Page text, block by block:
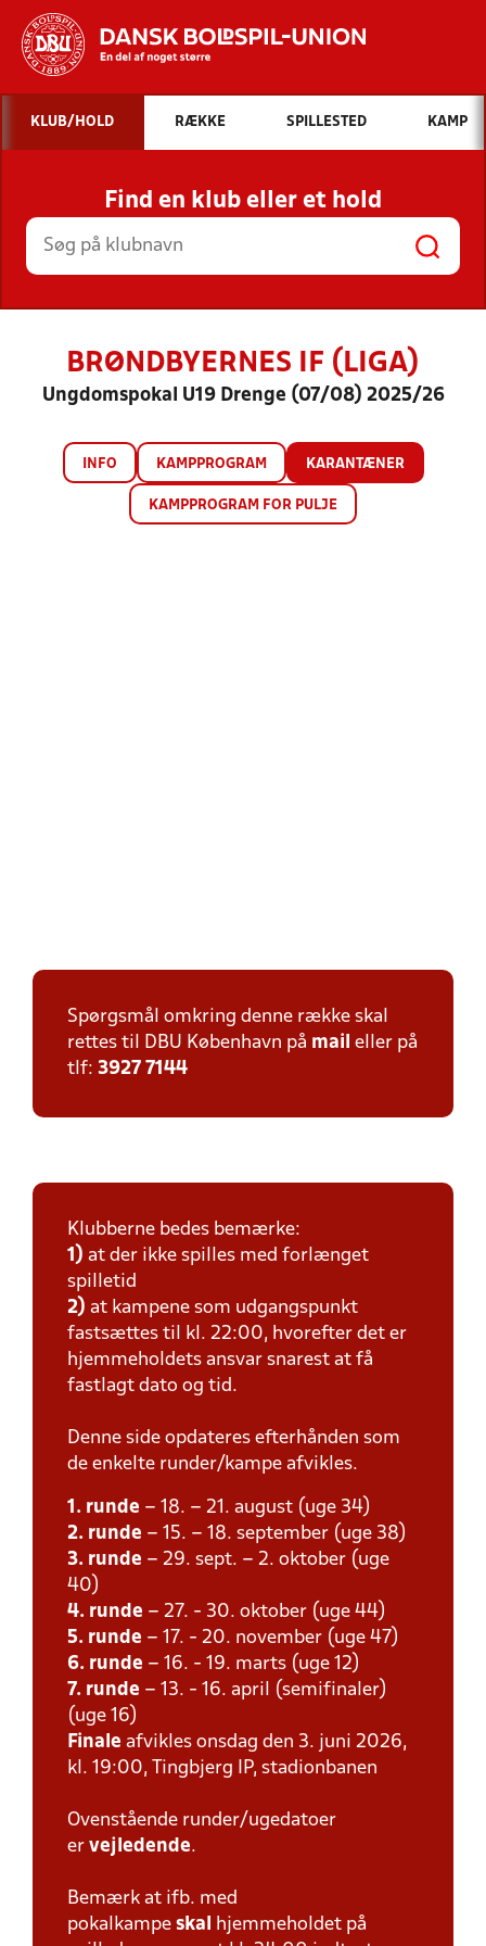
Hvad vil du søge efter?
INDHOLD OG NYHEDER
STILLINGER, RESULTATER, KLUBBER OG
HOLD
KLUB/HOLD RÆKKE SPILLESTED KAMP
Find en klub eller et hold
BRØNDBYERNES IF (LIGA)
Ungdomspokal U19 Drenge (07/08) 2025/26
INFO KAMPPROGRAM KARANTÆNER
KAMPPROGRAM FOR PULJE
Spørgsmål omkring denne række skal
rettes til DBU København på mail eller på
tlf: 3927 7144
Klubberne bedes bemærke:
1) at der ikke spilles med forlænget
spilletid
2) at kampene som udgangspunkt
fastsættes til kl. 22:00, hvorefter det er
hjemmeholdets ansvar snarest at få
fastlagt dato og tid.
Denne side opdateres efterhånden som
de enkelte runder/kampe afvikles.
1. runde – 18. – 21. august (uge 34)
2. runde – 15. – 18. september (uge 38)
3. runde – 29. sept. – 2. oktober (uge
40)
4. runde – 27. - 30. oktober (uge 44)
5. runde – 17. - 20. november (uge 47)
6. runde – 16. - 19. marts (uge 12)
7. runde – 13. - 16. april (semifinaler)
(uge 16)
Finale afvikles onsdag den 3. juni 2026,
kl. 19:00, Tingbjerg IP, stadionbanen
Ovenstående runder/ugedatoer
er vejledende.
Bemærk at ifb. med
pokalkampe skal
hjemmeholdet på